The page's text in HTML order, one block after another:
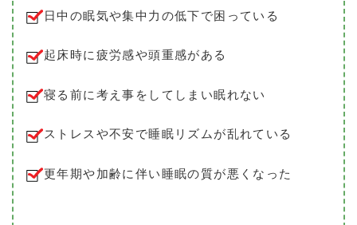
日中の眠気や集中力の低下で困っている
起床時に疲労感や頭重感がある
寝る前に考え事をしてしまい眠れない
ストレスや不安で睡眠リズムが乱れている
更年期や加齢に伴い睡眠の質が悪くなった